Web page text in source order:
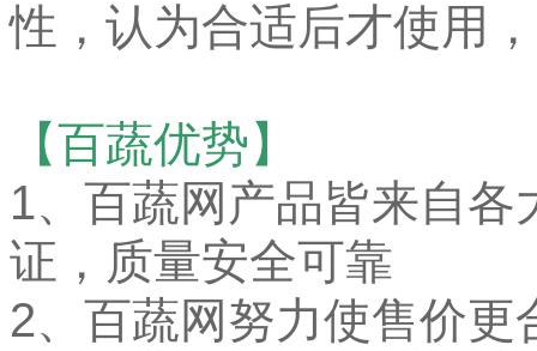
性，认为合适后才使用
【百蔬优势】
1、 百蔬网产品皆来自各
证，质量安全可靠
2、百蔬网努力使售价